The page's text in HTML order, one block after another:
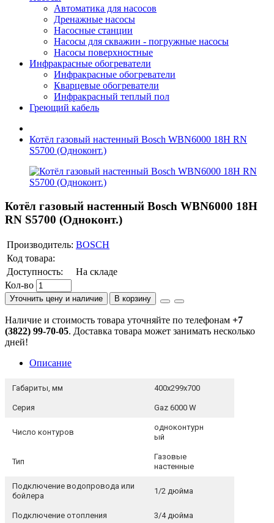
Автоматика для насосов
Дренажные насосы
Насосные станции
Насосы для скважин - погружные насосы
Насосы поверхностные
Инфракрасные обогреватели
Инфракрасные обогреватели
Кварцевые обогреватели
Инфракрасный теплый пол
Греющий кабель
Котёл газовый настенный Bosch WBN6000 18H RN
S5700 (Одноконт.)
Котёл газовый настенный Bosch WBN6000 18H
RN S5700 (Одноконт.)
Производитель: BOSCH
Код товара:
Доступность:
На складе
Кол-во
В корзину
Уточнить цену и наличие
Наличие и стоимость товара уточняйте по телефонам +7
(3822) 99-70-05. Доставка товара может занимать несколько
дней!
Описание
Габариты, мм 400х299х700
Серия Gaz 6000 W
Число контуров
одноконтурн
ый
Тип
Газовые
настенные
Подключение водопровода или
бойлера
1/2 дюйма
Подключение отопления 3/4 дюйма